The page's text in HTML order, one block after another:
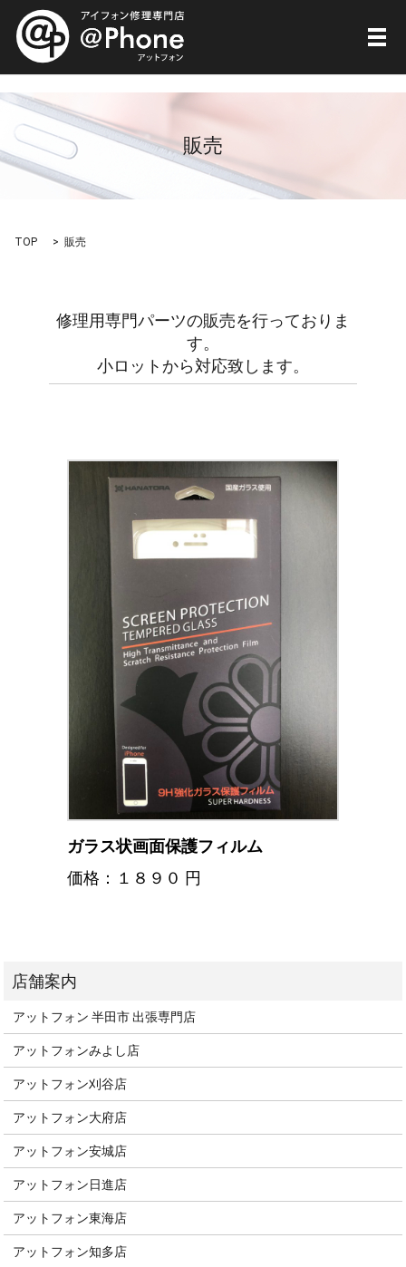
メ
販売
TOP 販売
修理用専門パーツの販売を行っておりま
す。
小ロットから対応致します。
ガラス状画面保護フィルム
価格：１８９０ 円
アットフォン 半田市 出張専門店
アットフォンみよし店
アットフォン刈谷店
アットフォン大府店
アットフォン安城店
アットフォン日進店
アットフォン東海店
アットフォン知多店